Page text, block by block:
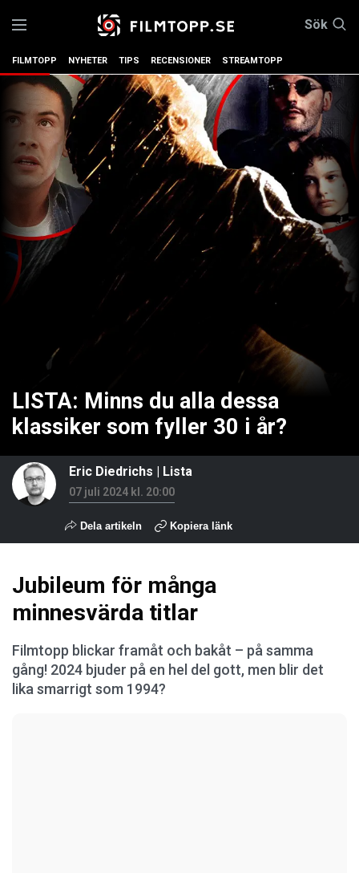
Sök
FILMTOPP NYHETER TIPS RECENSIONER STREAMTOPP
LISTA: Minns du alla dessa
klassiker som fyller 30 i år?
Eric Diedrichs | Lista
07 juli 2024 kl. 20:00
Dela artikeln Kopiera länk
Jubileum för många
minnesvärda titlar
Filmtopp blickar framåt och bakåt – på samma
gång! 2024 bjuder på en hel del gott, men blir det
lika smarrigt som 1994?